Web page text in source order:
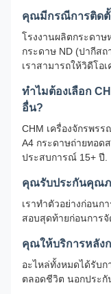
คุณมีกรณีการติดตั้
โรงงานผลิตกระดาษ
กระดาษ ND (ปากีส
เราสามารถให้วิดีโอ
ทําไมต้องเลือก
อื่น?
CHM เครื่องจักรพร
A4 กระดาษถ่ายทอด
ประสบการณ์ 15+ ปี.
คุณรับประกันคุณภ
เราทําตัวอย่างก่อน
สอบสุดท้ายก่อนการจั
คุณให้บริการหลัง
อะไหล่ทั้งหมดได้รับ
ตลอดชีวิต นอกประกั